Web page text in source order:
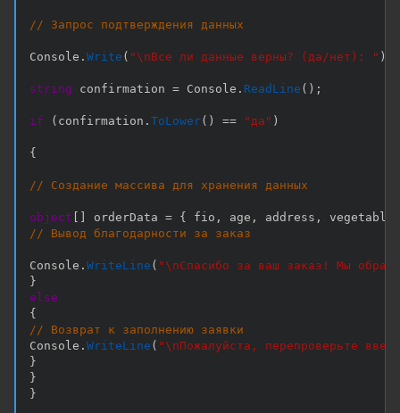
// Запрос подтверждения данных
Console . Write ( "\nВсе ли данные верны? (да/нет): " )
string confirmation = Console . ReadLine ( ) ;
if ( confirmation . ToLower( ) == "да" )
{
// Создание массива для хранения данных
object orderData = { fio , age , address ,
// Вывод благодарности за заказ
Console . WriteLine ( "\nСпасибо за ваш заказ! Мы
}
else
{
// Возврат к заполнению заявки
Console . WriteLine ( "\nПожалуйста, перепроверьте
}
}
}